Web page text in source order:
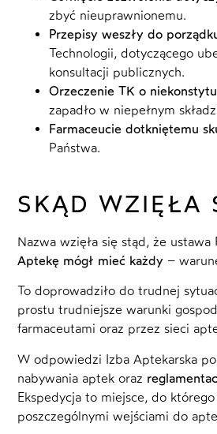
zbyć nieuprawnionemu.
Przepisy weszły do
Technologii, dotyczącego
konsultacji publicznych.
Orzeczenie TK o
zapadło w niepełnym
Farmaceucie dotkniętemu
Państwa.
SKĄD WZIĘŁA
Nazwa wzięła się stąd, że
Aptekę mógł mieć każdy–
To doprowadziło do trudnej
prostu trudniejsze warunki
farmaceutami oraz przez sieci
W odpowiedzi Izba Aptekarska
nabywania aptek oraz
Ekspedycja to miejsce, do
poszczególnymi wejściami do